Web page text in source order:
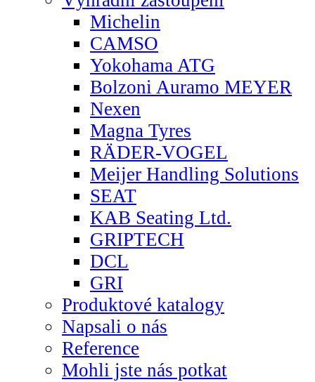
Michelin
CAMSO
Yokohama ATG
Bolzoni Auramo MEYER
Nexen
Magna Tyres
RÄDER-VOGEL
Meijer Handling Solutions
SEAT
KAB Seating Ltd.
GRIPTECH
DCL
GRI
Produktové katalogy
Napsali o nás
Reference
Mohli jste nás potkat